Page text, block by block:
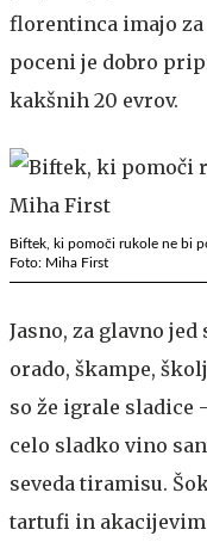
florentinca imajo za
poceni je dobro
kakšnih 20 evrov.
Biftek, ki pomoči rukole ne bi
Foto: Miha First
Jasno, za glavno
orado, škampe,
so že igrale sladice
celo sladko vino
seveda tiramisu.
tartufi in